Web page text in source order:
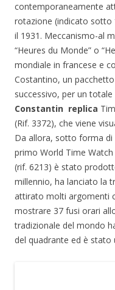
contemporaneamente
rotazione (indicato sotto
il 1931. Meccanismo-al
“Heures du Monde” o
mondiale in francese e
Costantino, un
successivo, per un
Constantin replica
(Rif. 3372), che viene
Da allora, sotto forma di
primo World Time
(rif. 6213) è stato
millennio, ha lanciato la
attirato molti argomenti
mostrare 37 fusi orari
tradizionale del mondo
del quadrante ed è stato